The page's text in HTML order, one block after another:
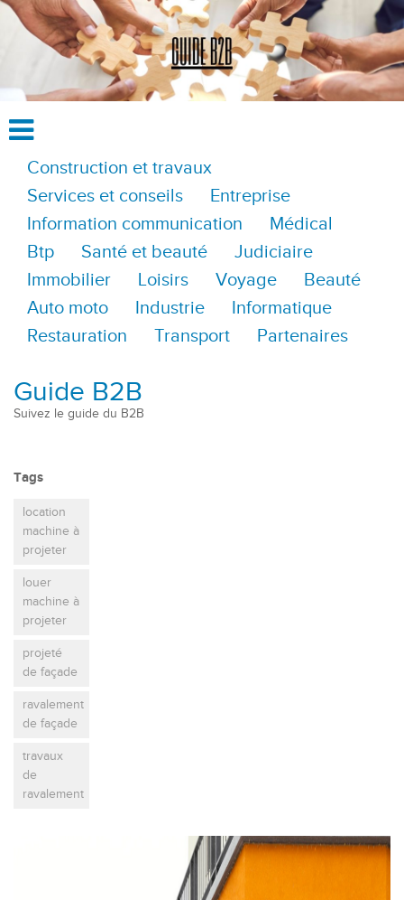
Construction et travaux
Services et conseils
Entreprise
Information communication
Médical
Btp
Santé et beauté
Judiciaire
Immobilier
Loisirs Voyage
Beauté
Auto moto
Industrie
Informatique
Restauration
Transport Partenaires
Guide B2B
Suivez le guide du B2B
Tags
location
machine à
projeter
louer
machine à
projeter
projeté
de façade
ravalement
de façade
travaux
de
ravalement